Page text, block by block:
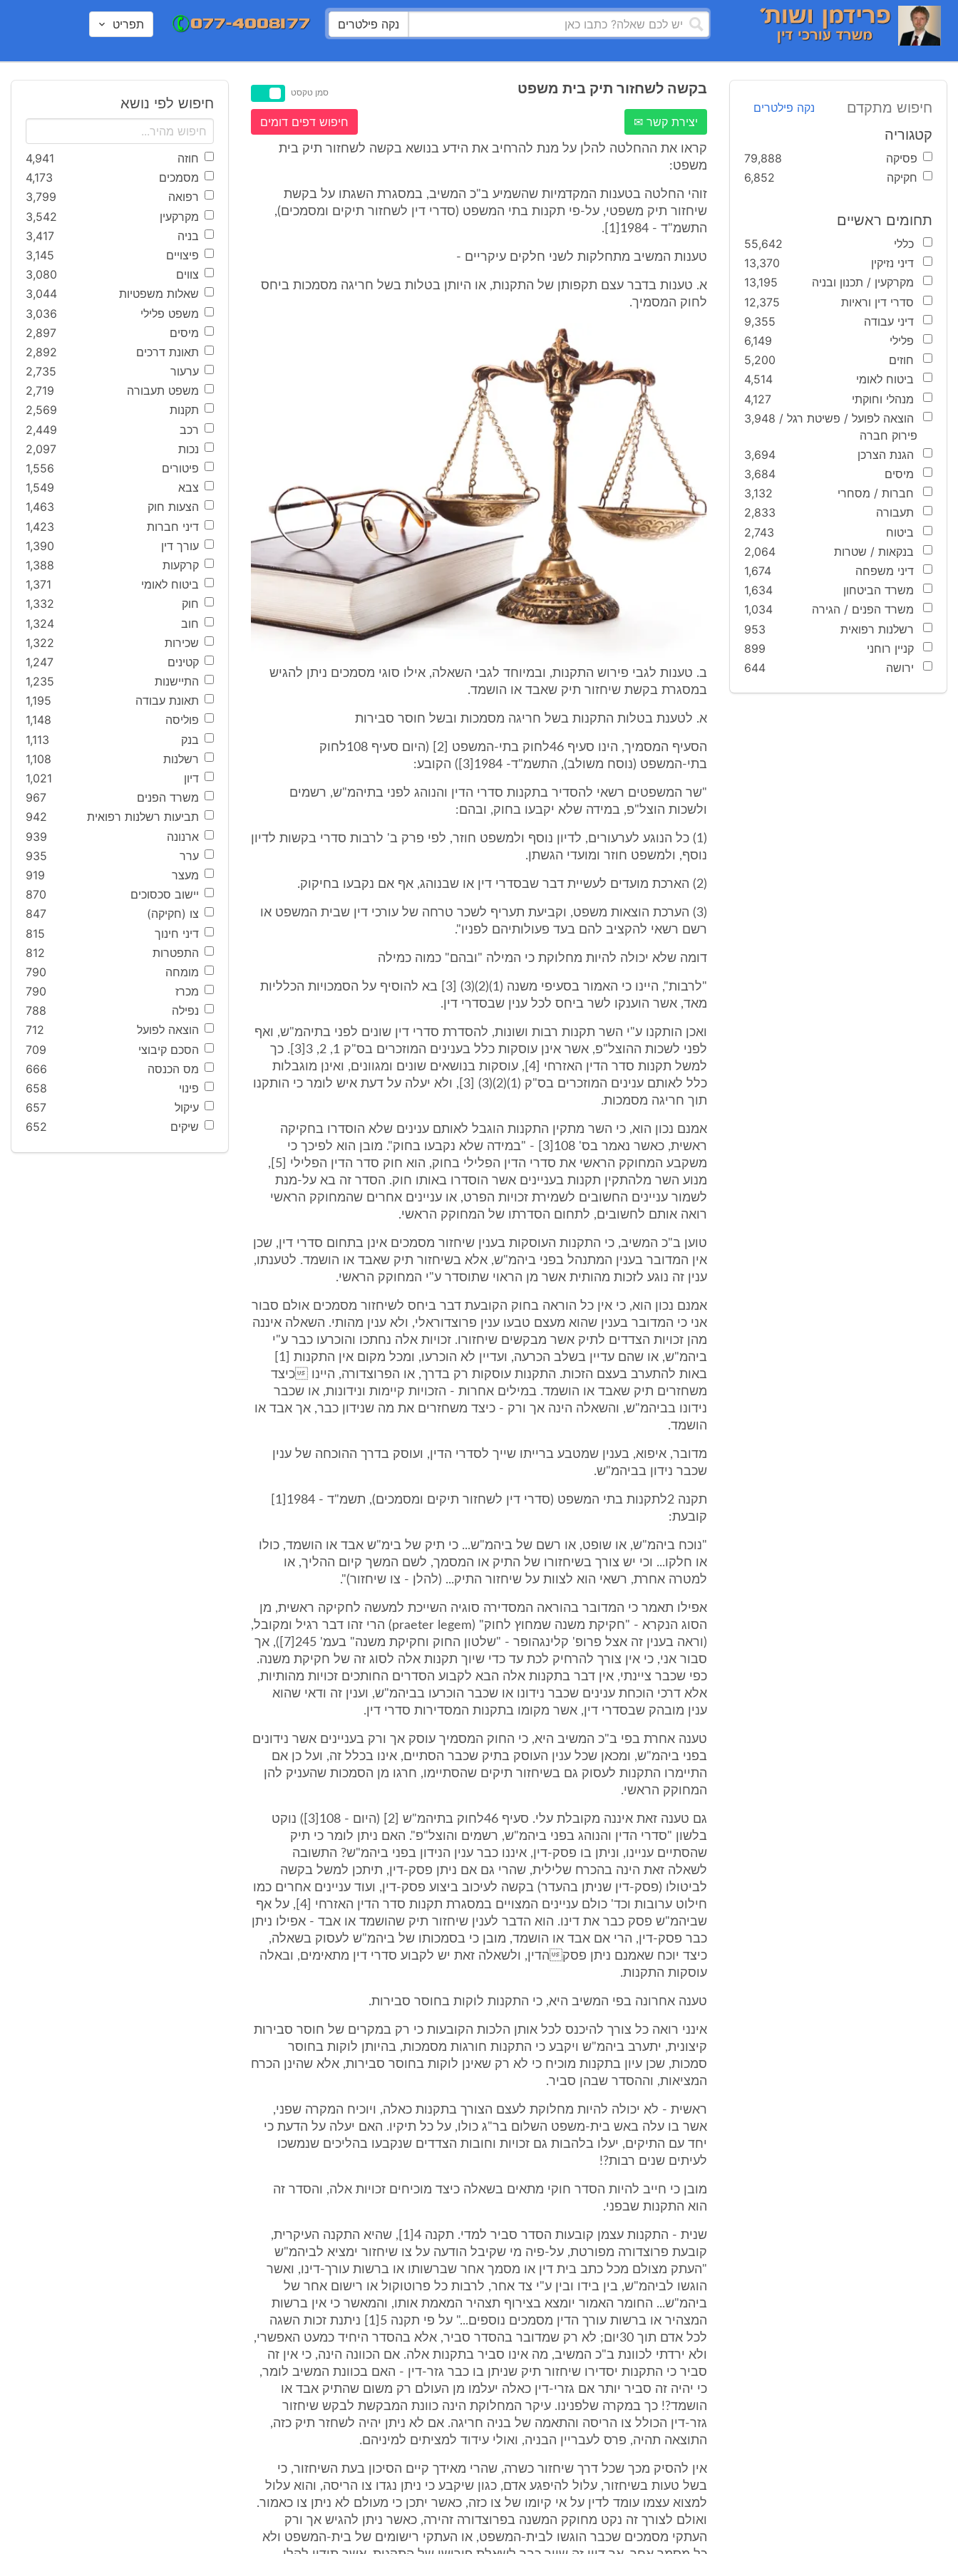
נקה פילטרים תפריט
חיפוש מתקדם נקה פילטרים
קטגוריה
פסיקה
79,888
חקיקה
6,852
תחומים ראשיים
כללי
55,642
דיני נזיקין
13,370
מקרקעין / תכנון ובניה
13,195
סדרי דין וראיות
12,375
דיני עבודה
9,355
פלילי
6,149
חוזים
5,200
ביטוח לאומי
4,514
מנהלי וחוקתי
4,127
הוצאה לפועל / פשיטת רגל /
פירוק חברה
3,948
הגנת הצרכן
3,694
מיסים
3,684
חברות / מסחרי
3,132
תעבורה
2,833
ביטוח
2,743
בנקאות / שטרות
2,064
דיני משפחה
1,674
משרד הביטחון
1,634
משרד הפנים / הגירה
1,034
רשלנות רפואית
953
קניין רוחני
899
ירושה
644
בקשה לשחזור תיק בית משפט סמן טקסט
יצירת קשר ✉ חיפוש דפים דומים
קראו את ההחלטה להלן על מנת להרחיב את הידע בנושא בקשה לשחזור תיק בית
משפט:
זוהי החלטה בטענות המקדמיות שהשמיע ב"כ המשיב, במסגרת השגתו על בקשת
שיחזור תיק משפטי, על-פי תקנות בתי המשפט (סדרי דין לשחזור תיקים ומסמכים),
התשמ"ד - 1984[1].
טענות המשיב מתחלקות לשני חלקים עיקריים -
א. טענות בדבר עצם תקפותן של התקנות, או היותן בטלות בשל חריגה מסמכות ביחס
לחוק המסמיך.
ב. טענות לגבי פירוש התקנות, ובמיוחד לגבי השאלה, אילו סוגי מסמכים ניתן להגיש
במסגרת בקשת שיחזור תיק שאבד או הושמד.
א. לטענת בטלות התקנות בשל חריגה מסמכות ובשל חוסר סבירות
הסעיף המסמיך, הינו סעיף 46לחוק בתי-המשפט [2] (היום סעיף 108לחוק
בתי-המשפט (נוסח משולב), התשמ"ד- 1984[3]) הקובע:
"שר המשפטים רשאי להסדיר בתקנות סדרי הדין והנוהג לפני בתיהמ"ש, רשמים
ולשכות הוצל"פ, במידה שלא יקבעו בחוק, ובהם:
(1) כל הנוגע לערעורים, לדיון נוסף ולמשפט חוזר, לפי פרק ב' לרבות סדרי בקשות לדיון
נוסף, ולמשפט חוזר ומועדי הגשתן.
(2) הארכת מועדים לעשיית דבר שבסדרי דין או שבנוהג, אף אם נקבעו בחיקוק.
(3) הערכת הוצאות משפט, וקביעת תעריף לשכר טרחה של עורכי דין שבית המשפט או
רשם רשאי להקציב להם בעד פעולותיהם לפניו".
דומה שלא יכולה להיות מחלוקת כי המילה "ובהם" כמוה כמילה
"לרבות", היינו כי האמור בסעיפי משנה (1)(2)(3) [3] בא להוסיף על הסמכויות הכלליות
מאד, אשר הוענקו לשר ביחס לכל ענין שבסדרי דין.
ואכן הותקנו ע"י השר תקנות רבות ושונות, להסדרת סדרי דין שונים לפני בתיהמ"ש, ואף
לפני לשכות ההוצל"פ, אשר אינן עוסקות כלל בענינים המוזכרים בס"ק 1, 2, 3[3]. כך
למשל תקנות סדר הדין האזרחי [4], עוסקות בנושאים שונים ומגוונים, ואינן מוגבלות
כלל לאותם ענינים המוזכרים בס"ק (1)(2)(3) [3], ולא יעלה על דעת איש לומר כי הותקנו
תוך חריגה מסמכות.
אמנם נכון הוא, כי השר מתקין התקנות הוגבל לאותם ענינים שלא הוסדרו בחקיקה
ראשית, כאשר נאמר בס' 108[3] - "במידה שלא נקבעו בחוק". מובן הוא לפיכך כי
משקבע המחוקק הראשי את סדרי הדין הפלילי בחוק, הוא חוק סדר הדין הפלילי [5],
מנוע השר מלהתקין תקנות בעניינים אשר הוסדרו באותו חוק. הסדר זה בא על-מנת
לשמור עניינים החשובים לשמירת זכויות הפרט, או עניינים אחרים שהמחוקק הראשי
רואה אותם לחשובים, לתחום הסדרתו של המחוקק הראשי.
טוען ב"כ המשיב, כי התקנות העוסקות בענין שיחזור מסמכים אינן בתחום סדרי דין, שכן
אין המדובר בענין המתנהל בפני ביהמ"ש, אלא בשיחזור תיק שאבד או הושמד. לטענתו,
ענין זה נוגע לזכות מהותית אשר מן הראוי שתוסדר ע"י המחוקק הראשי.
אמנם נכון הוא, כי אין כל הוראה בחוק הקובעת דבר ביחס לשיחזור מסמכים אולם סבור
אני כי המדובר בענין שהוא מעצם טבעו ענין פרוצדוראלי, ולא ענין מהותי. השאלה איננה
מהן זכויות הצדדים לתיק אשר מבקשים שיחזורו. זכויות אלה נחתכו והוכרעו כבר ע"י
באות להתערב בעצם הזכות. התקנות עוסקות רק בדרך, או הפרוצדורה, היינו כיצד
משחזרים תיק שאבד או הושמד. במילים אחרות - הזכויות קיימות ונידונות, או שכבר
נידונו בביהמ"ש, והשאלה הינה אך ורק - כיצד משחזרים את מה שנידון כבר, אך אבד או
הושמד.
מדובר, איפוא, בענין שמטבע ברייתו שייך לסדרי הדין, ועוסק בדרך ההוכחה של ענין
שכבר נידון בביהמ"ש.
קובעת:
"נוכח ביהמ"ש, או שופט, או רשם של ביהמ"ש... כי תיק של בימ"ש אבד או הושמד, כולו
או חלקו... וכי יש צורך בשיחזורו של התיק או המסמך, לשם המשך קיום ההליך, או
למטרה אחרת, רשאי הוא לצוות על שיחזור התיק... (להלן - צו שיחזור)".
אפילו תאמר כי המדובר בהוראה המסדירה סוגיה השייכת למעשה לחקיקה ראשית, מן
הסוג הנקרא - "חקיקת משנה שמחוץ לחוק" (praeter legem) הרי זהו דבר רגיל ומקובל,
(וראה בענין זה אצל פרופ' קלינגהופר - "שלטון החוק וחקיקת משנה" בעמ' 245[7]), אך
סבור אני, כי אין צורך להרחיק לכת עד כדי שיוך תקנות אלה לסוג זה של חקיקת משנה.
כפי שכבר ציינתי, אין דבר בתקנות אלה הבא לקבוע הסדרים החותכים זכויות מהותיות,
אלא דרכי הוכחת ענינים שכבר נידונו או שכבר הוכרעו בביהמ"ש, וענין זה ודאי שהוא
ענין מובהק שבסדרי דין, אשר מקומו בתקנות המסדירות סדרי דין.
טענה אחרת בפי ב"כ המשיב היא, כי החוק המסמיך עוסק אך ורק בעניינים אשר נידונים
בפני ביהמ"ש, ומכאן שכל ענין העוסק בתיק שכבר הסתיים, אינו בכלל זה, ועל כן אם
התיימרו התקנות לעסוק גם בשיחזור תיקים שהסתיימו, חרגו מן הסמכות שהעניק להן
המחוקק הראשי.
גם טענה זאת איננה מקובלת עלי. סעיף 46לחוק בתיהמ"ש [2] (היום - 108[3]) נוקט
בלשון "סדרי הדין והנוהג בפני ביהמ"ש, רשמים והוצל"פ". האם ניתן לומר כי תיק
שהסתיים עניינו, וניתן בו פסק-דין, איננו כבר ענין הנידון בפני ביהמ"ש? התשובה
לשאלה זאת הינה בהכרח שלילית, שהרי גם אם ניתן פסק-דין, תיתכן למשל בקשה
לביטולו (פסק-דין שניתן בהעדר) בקשה לעיכוב ביצוע פסק-דין, ועוד עניינים אחרים כמו
חילוט ערובות וכד' כולם עניינים המצויים במסגרת תקנות סדר הדין האזרחי [4], על אף
שביהמ"ש פסק כבר את דינו. הוא הדבר לענין שיחזור תיק שהושמד או אבד - אפילו ניתן
כבר פסק-דין, הרי אם אבד או הושמד, מובן כי בסמכותו של ביהמ"ש לעסוק בשאלה,
כיצד יוכח שאמנם ניתן פסקהדין, ולשאלה זאת יש לקבוע סדרי דין מתאימים, ובאלה
עוסקות התקנות.
טענה אחרונה בפי המשיב היא, כי התקנות לוקות בחוסר סבירות.
אינני רואה כל צורך להיכנס לכל אותן הלכות הקובעות כי רק במקרים של חוסר סבירות
קיצונית, יתערב ביהמ"ש ויקבע כי התקנות חורגות מסמכות, בהיותן לוקות בחוסר
סמכות, שכן עיון בתקנות מוכיח כי לא רק שאינן לוקות בחוסר סבירות, אלא שהינן הכרח
המציאות, וההסדר שבהן סביר.
ראשית - לא יכולה להיות מחלוקת לעצם הצורך בתקנות כאלה, ויוכיח המקרה שפני,
אשר בו עלה באש בית-משפט השלום בר"ג כולו, על כל תיקיו. האם יעלה על הדעת כי
יחד עם התיקים, יעלו בלהבות גם זכויות וחובות הצדדים שנקבעו בהליכים שנמשכו
לעיתים שנים רבות?!
מובן כי חייב להיות הסדר חוקי מתאים בשאלה כיצד מוכיחים זכויות אלה, והסדר זה
הוא התקנות שבפני.
שנית - התקנות עצמן קובעות הסדר סביר למדי. תקנה 4[1], שהיא התקנה העיקרית,
קובעת פרוצדורה מפורטת, על-פיה מי שקיבל הודעה על צו שיחזור ימציא לביהמ"ש
"העתק מצולם מכל כתב בית דין או מסמך אחר שברשותו או ברשות עורך-דינו, ואשר
הוגשו לביהמ"ש, בין בידו ובין ע"י צד אחר, לרבות כל פרוטוקול או רישום אחר של
ביהמ"ש... החומר האמור יומצא בצירוף תצהיר המאמת אותו, והמאשר כי אין ברשות
המצהיר או ברשות עורך הדין מסמכים נוספים..." על פי תקנה 5[1] ניתנת זכות השגה
לכל אדם תוך 30יום; לא רק שמדובר בהסדר סביר, אלא בהסדר היחיד כמעט האפשרי,
ולא ירדתי לכוונת ב"כ המשיב, מה אינו סביר בתקנות אלה. אם הכוונה הינה, כי אין זה
סביר כי התקנות יסדירו שיחזור תיק שניתן בו כבר גזר-דין - האם בכוונת המשיב לומר,
כי יהיה זה סביר יותר אם גזרי-דין כאלה יעלמו מן העולם רק משום שהתיק אבד או
הושמד?! כך במקרה שלפנינו. עיקר המחלוקת הינה כוונת המבקשת לבקש שיחזור
גזר-דין הכולל צו הריסה והתאמה של בניה חריגה. אם לא ניתן יהיה לשחזר תיק כזה,
התוצאה תהיה, פרס לעבריין הבניה, ואולי עידוד למציתים למיניהם.
אין להסיק מכך שכל דרך שיחזור כשרה, שהרי מאידך קיים הסיכון בעת השיחזור, כי
בשל טעות בשיחזור, עלול להיפגע אדם, כגון שיקבע כי ניתן נגדו צו הריסה, והוא עלול
למצוא עצמו עומד לדין על אי קיומו של צו כזה, כאשר יתכן כי מעולם לא ניתן צו כאמור.
ואולם לצורך זה נקט מחוקק המשנה בפרוצדורה זהירה, כאשר ניתן להגיש אך ורק
העתקי מסמכים שכבר הוגשו לבית-המשפט, או העתקי רישומים של בית-המשפט ולא
חיפוש לפי נושא
חוזה
4,941
מסמכים
4,173
רפואה
3,799
מקרקעין
3,542
בניה
3,417
פיצויים
3,145
צווים
3,080
שאלות משפטיות
3,044
משפט פלילי
3,036
מיסים
2,897
תאונת דרכים
2,892
ערעור
2,735
משפט תעבורה
2,719
תקנות
2,569
רכב
2,449
נכות
2,097
פיטורים
1,556
צבא
1,549
הצעות חוק
1,463
דיני חברות
1,423
עורך דין
1,390
קרקעות
1,388
ביטוח לאומי
1,371
חוק
1,332
חוב
1,324
שכירות
1,322
קטינים
1,247
התיישנות
1,235
תאונת עבודה
1,195
פוליסה
1,148
בנק
1,113
רשלנות
1,108
דיון
1,021
משרד הפנים
967
תביעות רשלנות רפואית
942
ארנונה
939
ערר
935
מעצר
919
יישוב סכסוכים
870
צו (חקיקה)
847
דיני חינוך
815
התפטרות
812
מומחה
790
מכרז
790
נפילה
788
הוצאה לפועל
712
הסכם קיבוצי
709
מס הכנסה
666
פינוי
658
עיקול
657
שיקים
652